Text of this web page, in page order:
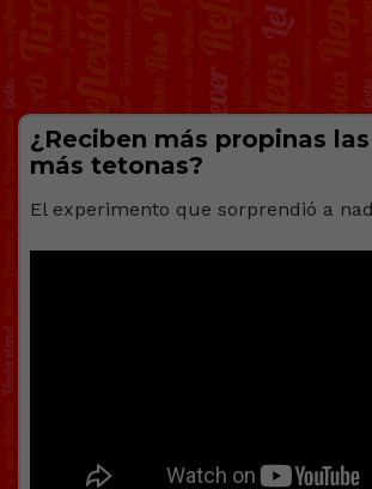
¿Reciben más propinas
más tеtonas?
El experimento que sorprendió a